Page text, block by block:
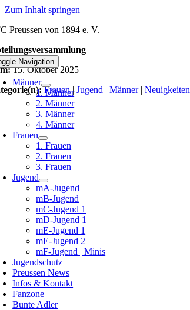
Zum Inhalt springen
Preussen von 1894 e. V.
Navigation
Männer
1. Männer
2. Männer
3. Männer
4. Männer
Frauen
1. Frauen
2. Frauen
3. Frauen
Jugend
mA-Jugend
mB-Jugend
mC-Jugend 1
mD-Jugend 1
mE-Jugend 1
mE-Jugend 2
mF-Jugend | Minis
Jugendschutz
Preussen News
Infos & Kontakt
Fanzone
Bunte Adler
15. Oktober 2025
Frauen|Jugend |Männer|Neuigkeiten